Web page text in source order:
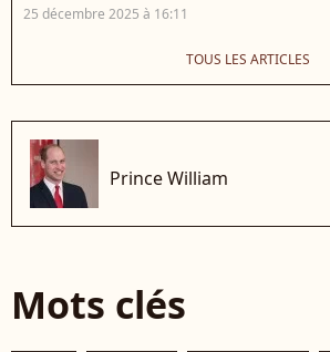
25 décembre 2025 à 16:11
TOUS LES ARTICLES
Prince William
Mots clés